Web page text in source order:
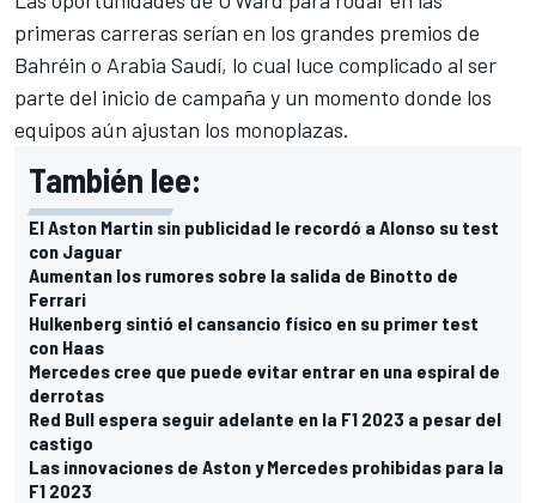
primeras carreras serían en los grandes premios de
Bahréin o Arabia Saudí, lo cual luce complicado al ser
parte del inicio de campaña y un momento donde los
equipos aún ajustan los monoplazas.
También lee:
El Aston Martin sin publicidad le recordó a Alonso su test
con Jaguar
Aumentan los rumores sobre la salida de Binotto de
Ferrari
Hulkenberg sintió el cansancio físico en su primer test
con Haas
Mercedes cree que puede evitar entrar en una espiral de
derrotas
Red Bull espera seguir adelante en la F1 2023 a pesar del
castigo
Las innovaciones de Aston y Mercedes prohibidas para la
F1 2023